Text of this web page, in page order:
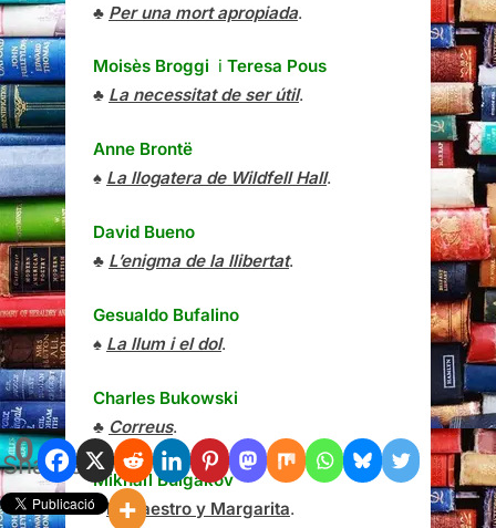
0
Shares
♣ Per una mort apropiada.
Moisès Broggi i Teresa Pous
♣ La necessitat de ser útil.
Anne Brontë
♠ La llogatera de Wildfell Hall.
David Bueno
♣ L’enigma de la llibertat.
Gesualdo Bufalino
♠ La llum i el dol.
Charles Bukowski
♣ Correus.
Mikhaïl Bulgàkov
♠El Maestro y Margarita.